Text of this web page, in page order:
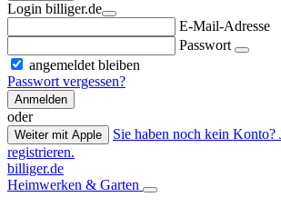
Login billiger.de
E-Mail-Adresse
Passwort
angemeldet bleiben
Passwort vergessen?
Anmelden
oder
Weiter mit Apple
Sie haben noch kein Konto?
registrieren.
billiger.de
Heimwerken & Garten